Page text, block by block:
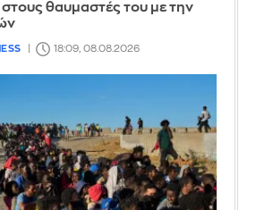
θαυμαστές του με την
18:09, 08.08.2026